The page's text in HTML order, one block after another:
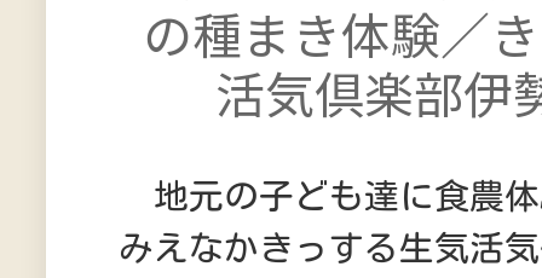
の種まき体験／
活気倶楽部伊
地元の子ども達に食農体
みえなかきっする生気活